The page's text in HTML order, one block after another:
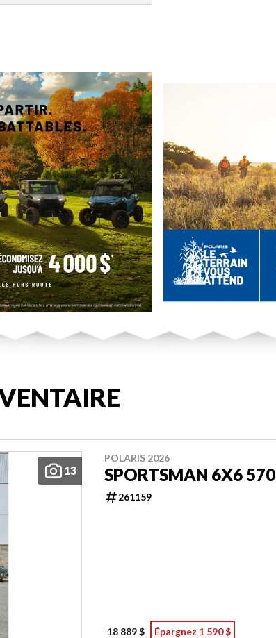
13
POLARIS 2026
SPORTSMAN 6X6 570
261159
18 889 $ Épargnez 1 590 $